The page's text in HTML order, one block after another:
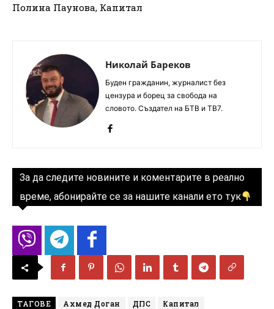
Полина Паунова, Капитал
Николай Бареков
Буден гражданин, журналист без
цензура и борец за свобода на
словото. Създател на БТВ и ТВ7.
За да следите новините и коментарите в реално
време, абонирайте се за нашите канали ето тук
ТАГОВЕ Ахмед Доган ДПС
Капитал